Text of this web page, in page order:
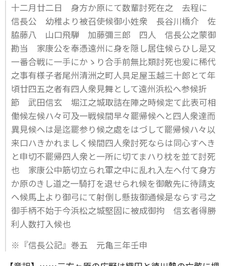
十二月廿二日 身方か原にて数輩討死在之 去程に
信長公 幼稚より被召使候御小姓衆 長谷川橋介 佐
脇藤八 山口飛騨 加藤彌三郎 四人 信長公之蒙御
勘当 家康公を奉憑遠州に身を隠し居住候らひし是又
一番合戦に一手にかゝり合手前無比類討死也爰に稀代
之事有様子者尾州清洲之町人具足屋玉越三十郎とて年
頃廿四五之者有四人衆見舞として遠州浜松へ参候折
節 武田信玄 堀江之城取詰在陣之時候定て此表可相
働候左候ハ々可及一戦候間早々罷帰候へと四人衆達而
異見候へは是迄罷参り候之處をはづして罷帰候ハ々以
来口ハきかれましく候間四人衆討死ならは同心すへき
と申切不罷帰四人衆と一所に切てまハり枕を並て討死
也 家康公中筋切立られ軍之中に乱れ入左へ付て身方
か原のきし道之一騎打を退せられ候を御敵先に待請支
へ候馬上より御弓にて射倒し懸抜御通候是ならす弓之
御手柄不始于今浜松之城堅固に被成御拘 信玄者得勝
利人数打入候也
※『信長公記』巻五 元亀三年壬申